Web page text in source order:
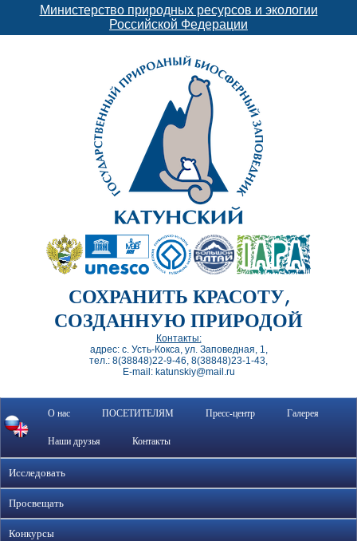
Министерство природных ресурсов и экологии
Российской Федерации
СОХРАНИТЬ КРАСОТУ,
СОЗДАННУЮ ПРИРОДОЙ
Контакты:
адрес: с. Усть-Кокса, ул. Заповедная, 1,
тел.: 8(38848)22-9-46, 8(38848)23-1-43,
E-mail: katunskiy@mail.ru
О нас ПОСЕТИТЕЛЯМ Пресс-центр Галерея
Наши друзья Контакты
Исследовать
Просвещать
Конкурсы